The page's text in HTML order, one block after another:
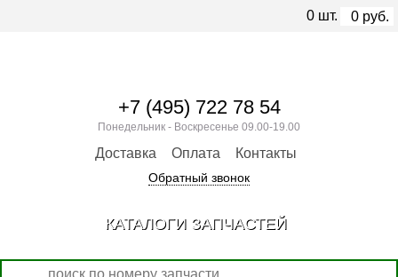
+7 (495) 722 78 54
Понедельник - Воскресенье 09.00-19.00
Доставка Оплата Контакты
Обратный звонок
0 шт. 0 руб.
КАТАЛОГИ ЗАПЧАСТЕЙ